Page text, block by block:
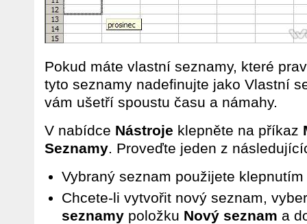
Pokud máte vlastní seznamy, které
tyto seznamy nadefinujte jako Vlastní
vám ušetří spoustu času a námahy.
V nabídce Nástroje klepněte na příkaz
Seznamy. Proveďte jeden z
Vybraný seznam použijete
Chcete-li vytvořit nový seznam,
seznamy položku Nový seznam a